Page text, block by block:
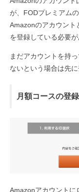
が、FODプレミアム
Amazonのアカウント
を登録している必要が
まだアカウントを持
ないという場合は先
月額コースの登録
Amazonアカウントに